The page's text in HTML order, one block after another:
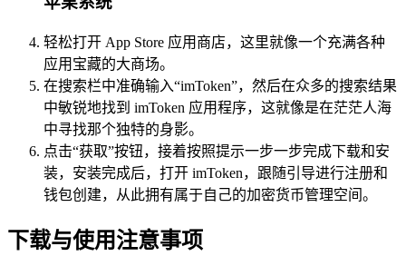
轻松打开 App Store 应用商店，这里就像一个充满各种
应用宝藏的大商场。
在搜索栏中准确输入“imToken”，然后在众多的搜索结果
中敏锐地找到 imToken 应用程序，这就像是在茫茫人海
中寻找那个独特的身影。
点击“获取”按钮，接着按照提示一步一步完成下载和安
装，安装完成后，打开 imToken，跟随引导进行注册和
钱包创建，从此拥有属于自己的加密货币管理空间。
下载与使用注意事项